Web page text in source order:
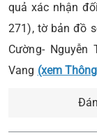
quả xác nhận
271), tờ bản đồ
Cường- Nguyễn
Vang (xem